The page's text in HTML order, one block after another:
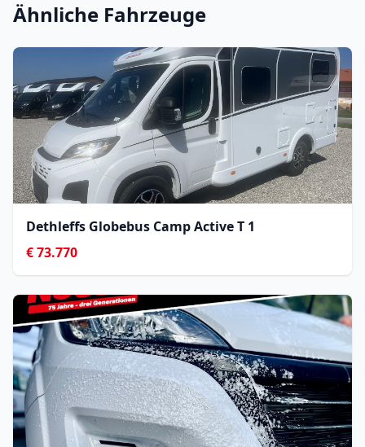
Ähnliche Fahrzeuge
Dethleffs Globebus Camp Active T 1
€ 73.770